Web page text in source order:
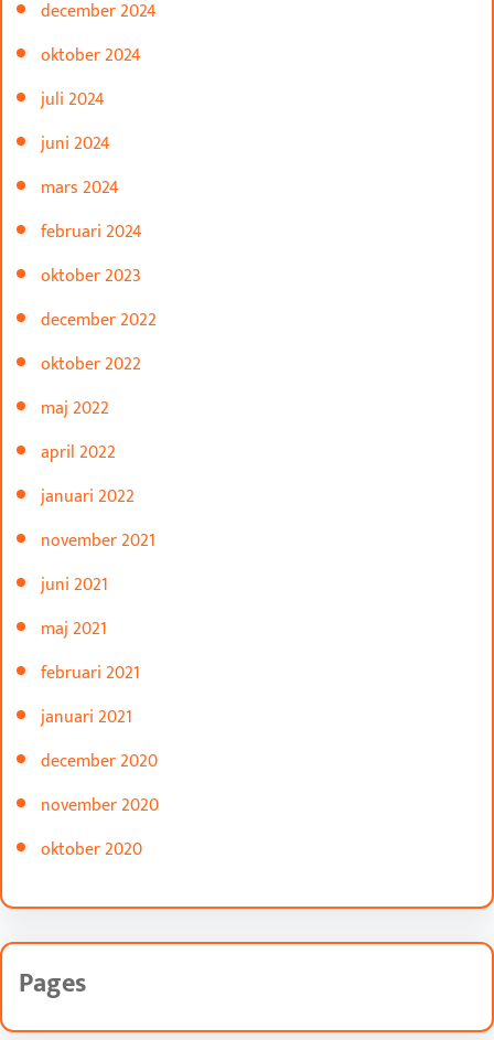
december 2024
oktober 2024
juli 2024
juni 2024
mars 2024
februari 2024
oktober 2023
december 2022
oktober 2022
maj 2022
april 2022
januari 2022
november 2021
juni 2021
maj 2021
februari 2021
januari 2021
december 2020
november 2020
oktober 2020
Pages